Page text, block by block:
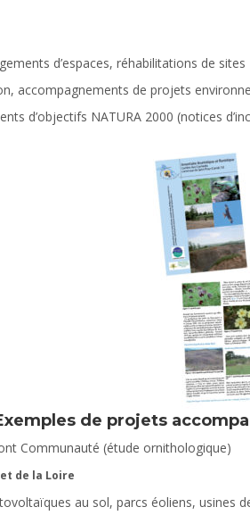
d’espaces, réhabilitations de sites
accompagnements de projets
d’objectifs NATURA 2000 (notices
de projets
Communauté (étude ornithologique)
de la Loire
au sol, parcs éoliens, usines